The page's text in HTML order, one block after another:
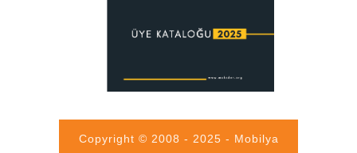
Copyright © 2008 - 2025 - Mobilya